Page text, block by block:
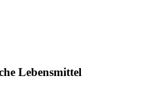
Lebensmittel